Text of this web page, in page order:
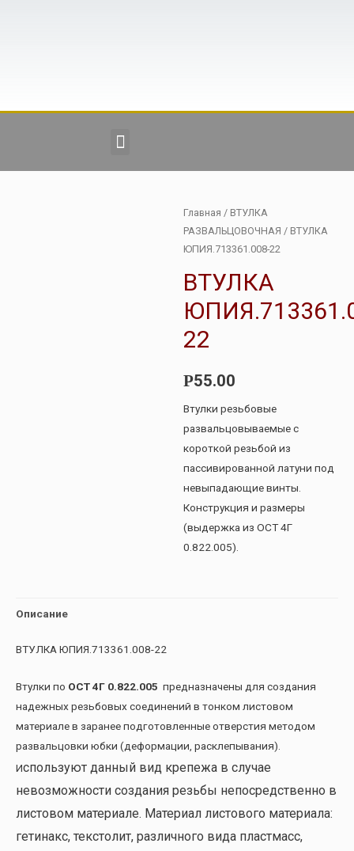
Главная / ВТУЛКА
РАЗВАЛЬЦОВОЧНАЯ / ВТУЛКА
ЮПИЯ.713361.008-22
ВТУЛКА
22
Р55.00
Втулки резьбовые
развальцовываемые с
короткой резьбой из
пассивированной латуни под
невыпадающие винты.
Конструкция и размеры
(выдержка из ОСТ 4Г
0.822.005).
Описание
ВТУЛКА ЮПИЯ.713361.008-22
Втулки по ОСТ 4Г 0.822.005 предназначены для создания
надежных резьбовых соединений в тонком листовом
материале в заранее подготовленные отверстия методом
развальцовки юбки (деформации, расклепывания).
Используют данный вид крепежа в случае
невозможности создания резьбы непосредственно в
листовом материале. Материал листового материала:
гетинакс, текстолит, различного вида пластмасс,